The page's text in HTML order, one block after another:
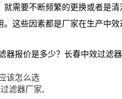
需要不断频繁的更换或者是
这些因素都是厂家在生产中效
器报价是多少？长春中效过滤
该怎么选
滤器厂家,